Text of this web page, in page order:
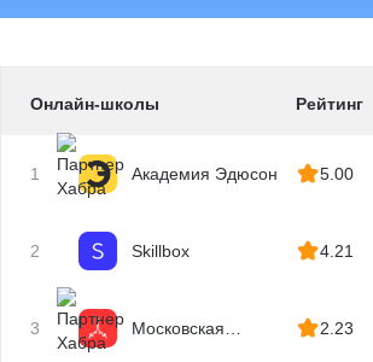
Онлайн-школы Рейтинг
1 Академия Эдюсон 5.00
2 Skillbox 4.21
3
Московская
2.23